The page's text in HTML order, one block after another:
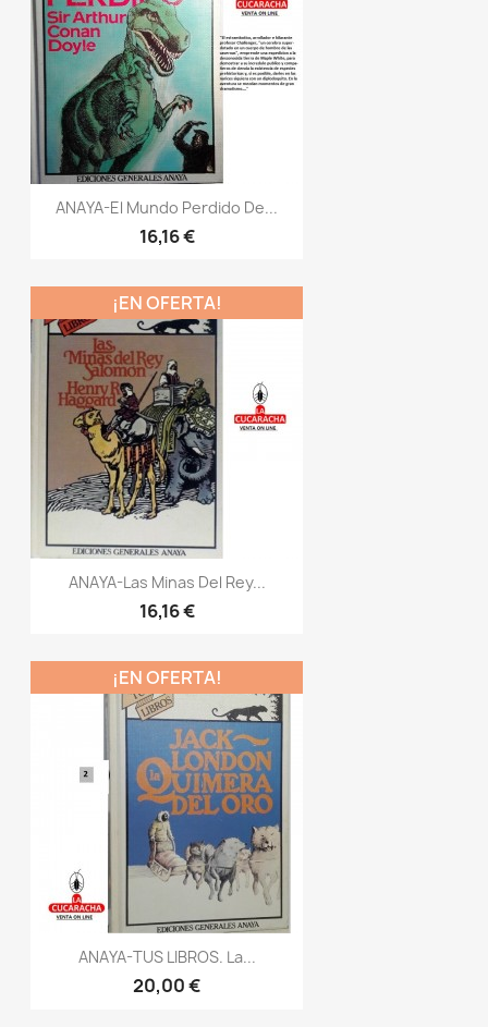
ANAYA-El Mundo Perdido De...
16,16 €
ANAYA-Las Minas Del Rey...
16,16 €
¡EN OFERTA!
ANAYA-TUS LIBROS. La...
20,00 €
¡EN OFERTA!